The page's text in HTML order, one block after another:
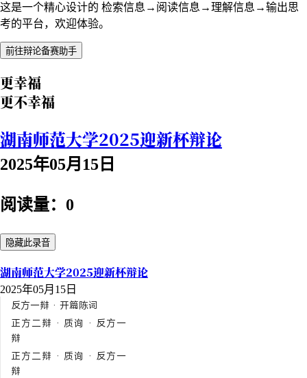
这是一个精心设计的 检索信息→阅读信息→理解信息→输出思
考的平台，欢迎体验。
前往辩论备赛助手
更幸福
更不幸福
湖南师范大学2025迎新杯辩论
2025年05月15日
阅读量：0
隐藏此录音
湖南师范大学2025迎新杯辩论
2025年05月15日
反方一辩 · 开篇陈词
正方二辩 · 质询 · 反方一
辩
正方二辩 · 质询 · 反方一
辩